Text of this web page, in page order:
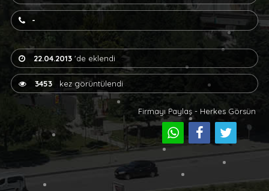
-
22.04.2013'de eklendi
3453kez görüntülendi
Firmayı Paylaş - Herkes Görsün